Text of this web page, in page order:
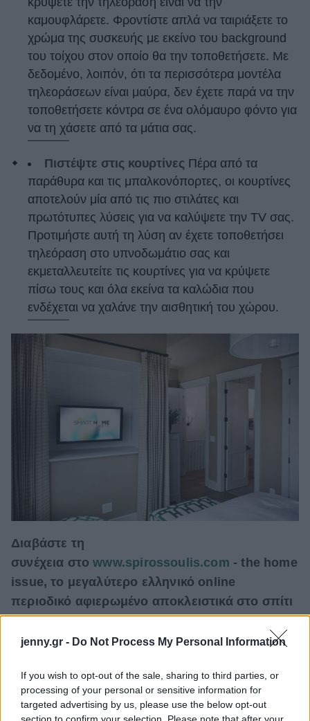
jenny.gr - Do Not Process My Personal Information
If you wish to opt-out of the sale, sharing to third parties, or
processing of your personal or sensitive information for
targeted advertising by us, please use the below opt-out
καμουφλάρετε. Φροντίστε απλά να ταιριάξετε το
χρώμα της συσκευής με εκείνο του background
του τοίχου στον οποίο θα την τοποθετήσετε. Με
δεδομένο, λοιπόν, ότι τα περισσότερα μοντέλα
τηλεοράσεων είναι μαύρα, δεν έχετε παρά να την
τοποθετήσετε κόντρα σε ένα ολόμαυρο φόντο για
να τη χάσετε από τα μάτια σας.
Πιστέψτε στις κουρτίνες Πέρα από τα
παράθυρα και τις μπαλκονόπορτες, οι κουρτίνες
αποτελούν μία από τις πιο στιλάτες και
πρωτότυπες λύσεις για να καλύψετε την TV σας.
Προτιμήστε αυτή τη λύση αν έχετε τοποθετήσει
τηλεόραση στο υπνοδωμάτιο σας και
εκμεταλλευτείτε τις κουρτίνες για να κρύψετε
πίσω τους και όλα εκείνα τα καλώδια που
ενδέχεται να χαλάνε την αισθητική του χώρου.
Διαβάστε τη
συνέχεια στοwww.spirossoulis.com - the home
issue, το μεγαλύτερο ελληνικό online
περιοδικό αφιερωμένο αποκλειστικά στο σπίτι
και τη διακόσμηση.
Μπείτε στην Κατηγορία Σπίτι για να διαβάσετε
εκατοντάδες άρθρα με πανέξυπνες συμβουλές
για κάθε χώρο του σπιτιού.